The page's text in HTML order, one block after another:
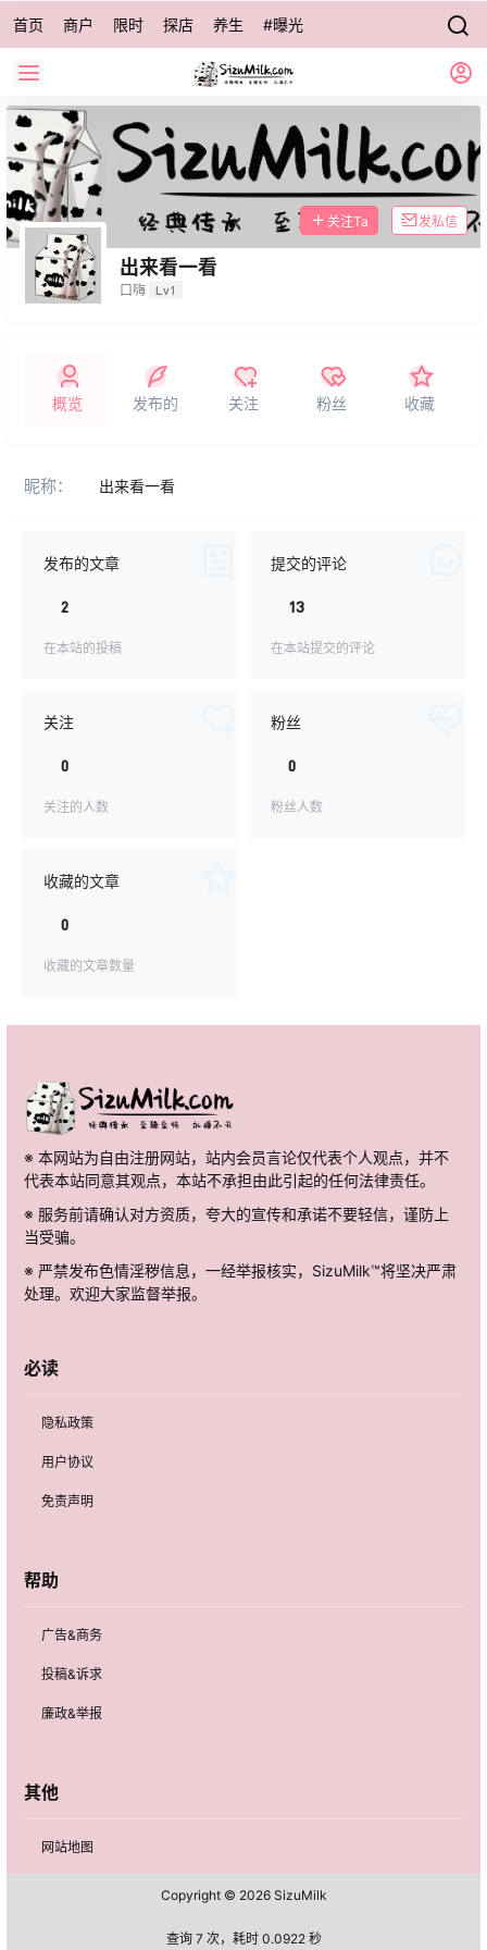
首页 商户 限时 探店 养生 #曝光
出来看一看
口嗨 Lv1
关注Ta 发私信
概览 发布的 关注 粉丝 收藏
昵称： 出来看一看
发布的文章
2
在本站的投稿
提交的评论
13
在本站提交的评论
关注
0
关注的人数
粉丝
0
粉丝人数
收藏的文章
0
收藏的文章数量
※ 本网站为自由注册网站，站内会员言论仅代表个人观点，并不
代表本站同意其观点，本站不承担由此引起的任何法律责任。
※ 服务前请确认对方资质，夸大的宣传和承诺不要轻信，谨防上
当受骗。
※ 严禁发布色情淫秽信息，一经举报核实，SizuMilk™将坚决严肃
处理。欢迎大家监督举报。
必读
隐私政策
用户协议
免责声明
帮助
广告&商务
投稿&诉求
廉政&举报
其他
网站地图
Copyright © 2026SizuMilk
查询 7 次，耗时 0.0922 秒